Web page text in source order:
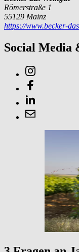
Römerstraße 1
55129 Mainz
https://www.becker-
Social Media